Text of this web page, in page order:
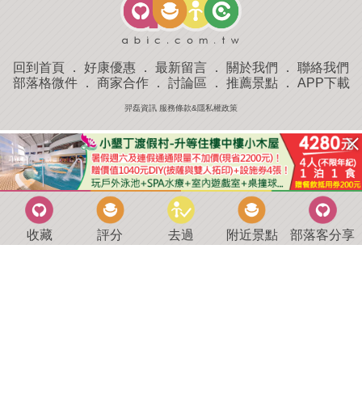
回到首頁 ． 好康優惠 ． 最新留言 ． 關於我們 ． 聯絡我們
部落格微件． 商家合作． 討論區 ． 推薦景點． APP下載
羿磊資訊 服務條款&隱私權政策
收藏 評分 去過 附近景點 部落客分享